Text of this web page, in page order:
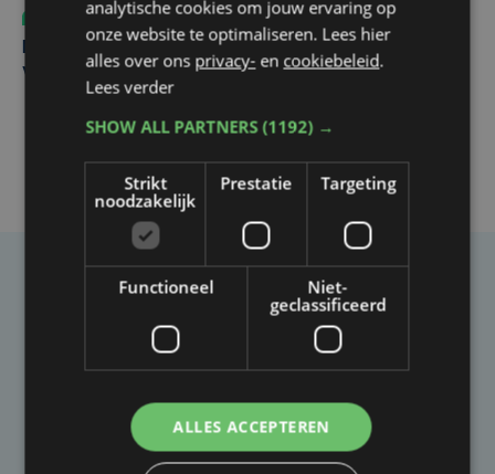
Sport
do 6 augustus | 10:49
Margot Vanpachtenbeke beklimt zeven keer de Mont
Ventoux
Taalfout opgemerkt?
Heb je een taal- of schrijffout opgemerkt in dit
Laat het ons weten
analytische cookies om jouw ervaring op
onze website te optimaliseren. Lees hier
alles over ons privacy- en cookiebeleid.
Lees verder
SHOW ALL PARTNERS(1192) →
Strikt
noodzakelijk
Prestatie Targeting
Functioneel
Niet-
geclassificeerd
ALLES ACCEPTEREN